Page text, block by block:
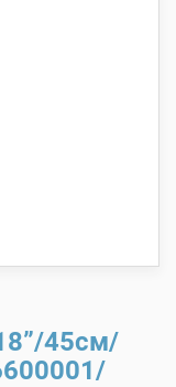
45см/